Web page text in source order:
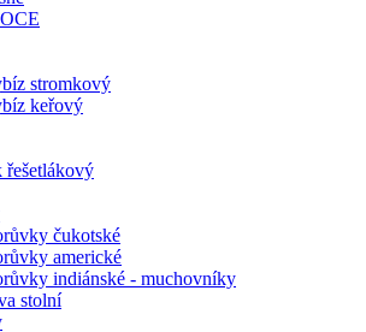
stromkový
keřový
řešetlákový
čukotské
americké
indiánské - muchovníky
stolní